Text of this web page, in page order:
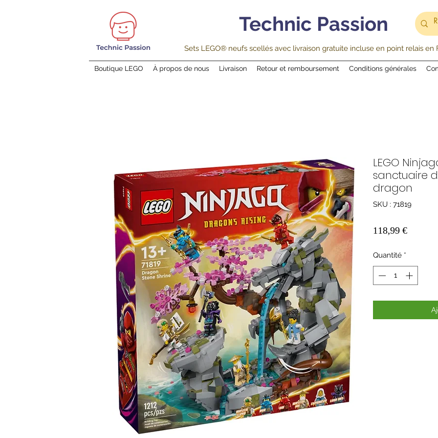
Technic Passion
Sets LEGO® neufs scellés avec livraison gratuite incluse en point relais en
Boutique LEGO À propos de nous Livraison Retour et remboursement Conditions générales
LEGO
sanctuaire
dragon
SKU : 71819
118,99 €Prix
Quantité *